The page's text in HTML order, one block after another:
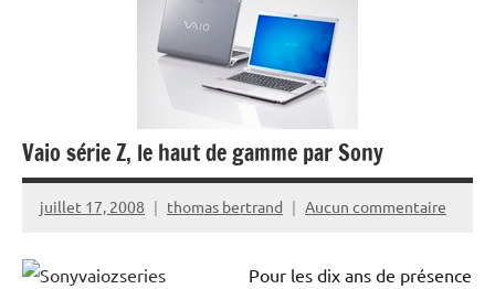
Vaio série Z, le haut de gamme par Sony
juillet 17, 2008 thomas bertrand Aucun commentaire
Pour les dix ans de présence